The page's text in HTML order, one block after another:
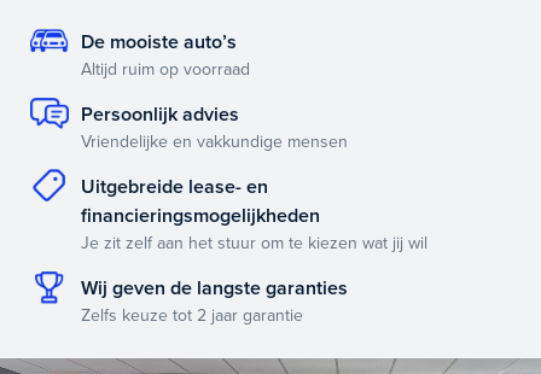
De mooiste auto’s
Altijd ruim op voorraad
Persoonlijk advies
Vriendelijke en vakkundige mensen
Uitgebreide lease- en
financieringsmogelijkheden
Je zit zelf aan het stuur om te kiezen wat jij wil
Wij geven de langste garanties
Zelfs keuze tot 2 jaar garantie